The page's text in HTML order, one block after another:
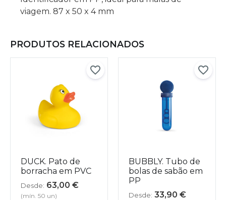
viagem. 87 x 50 x 4 mm
PRODUTOS RELACIONADOS
DUCK. Pato de
borracha em PVC
Desde: 63,00 €
(mín. 50 un)
BUBBLY. Tubo de
bolas de sabão em
PP
Desde: 33,90 €